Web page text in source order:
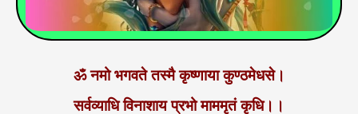
ॐ नमो भगवते तस्मै कृष्णाया कुण्ठमेधसे।
सर्वव्याधि विनाशाय प्रभो माममृतं कृधि।।